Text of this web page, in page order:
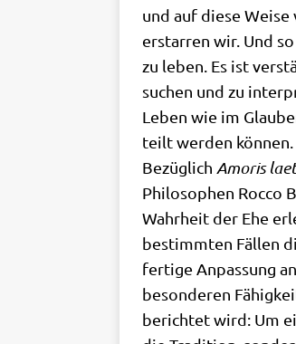
und auf die­se
erstar­ren wir. Und
zu leben. Es ist
suchen und zu
Leben wie im
teilt wer­den können.
Bezüg­lich Amo­ris
Phi­lo­so­phen Roc­co
Wahr­heit der Ehe
bestimm­ten Fäl­len
fer­ti­ge Anpas­sung
beson­de­ren
berich­tet wird: Um